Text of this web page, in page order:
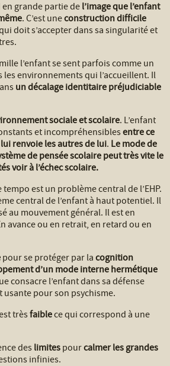
grande partie de l’image que l’enfant
. C’est uneconstruction difficile
doit s’accepter dans sa singularité et
l’enfant se sent parfois comme un
les environnements qui l’accueillent. Il
un décalage identitaire préjudiciable
sociale et scolaire. L’enfant
et incompréhensiblesentre ce
renvoie les autres de lui. Le mode de
de pensée scolaire peut très vite le
voir à l’échec scolaire.
tempo est un problème central de l’EHP.
central de l’enfant à haut potentiel. Il
au mouvement général. Il est en
avance ou en retrait, en retard ou en
pour se protéger par lacognition
d’un mode interne hermétique
consacre l’enfant dans sa défense
pour son psychisme.
trèsfaiblece qui correspond à une
des limites pourcalmer les grandes
infinies.